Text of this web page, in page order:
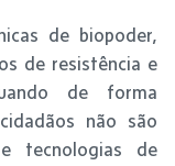
de biopoder,
de resistência e
de forma
não são
tecnologias de